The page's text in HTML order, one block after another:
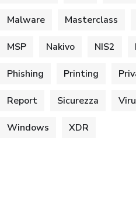
Malware Masterclass
MSP Nakivo NIS2
Phishing Printing
Report Sicurezza
Windows XDR